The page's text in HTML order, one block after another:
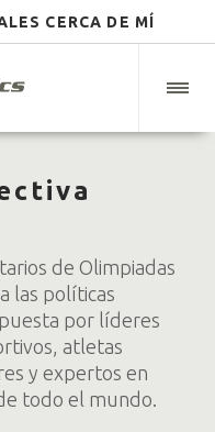
CERCA DE MÍ
de Olimpiadas
las políticas
por líderes
atletas
y expertos en
todo el mundo.